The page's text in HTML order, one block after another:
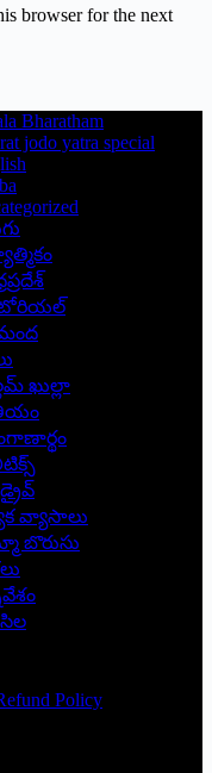
browser for the next
Bharatham
jodo yatra special
ఖుల్లా
వ్యాసాలు
బొరుసు
Policy